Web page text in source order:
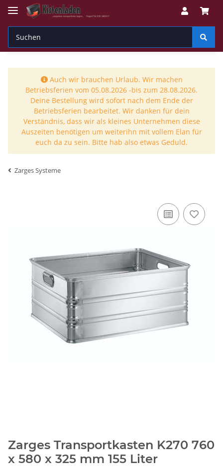
Auch wir brauchen Urlaub. Wir machen
Betriebsferien vom 05.08.2026 -bis zum 28.08.2026.
Deine Bestellung wird sofort nach dem Ende der
Betriebsferien bearbeitet. Wir danken für dein
Verständnis, dass wir als kleines Unternehmen diese
Auszeiten benötigen um weiterihn mit vollem Elan für
euch da zu sein. Bitte hab also etwas Geduld.
Zarges Systeme
Zarges Transportkasten K270 760
x 580 x 325 mm 155 Liter